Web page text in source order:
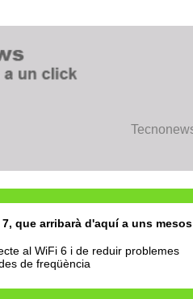
que arribarà d'aquí a uns mesos
al WiFi 6 i de reduir problemes
de freqüència